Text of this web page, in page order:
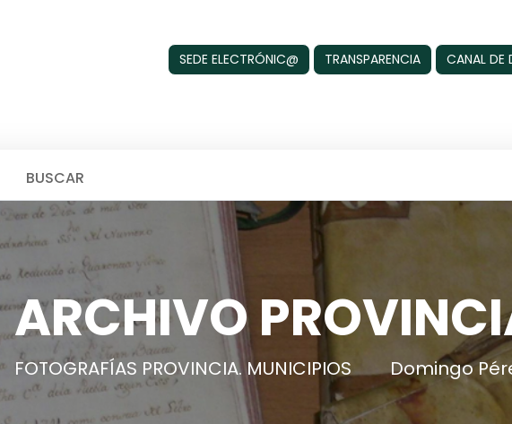
SEDE ELECTRÓNIC@ TRANSPARENCIA CANAL DE
BUSCAR
ARCHIVO
FOTOGRAFÍAS PROVINCIA. MUNICIPIOS Domingo